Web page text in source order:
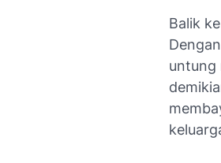
Balik
untung